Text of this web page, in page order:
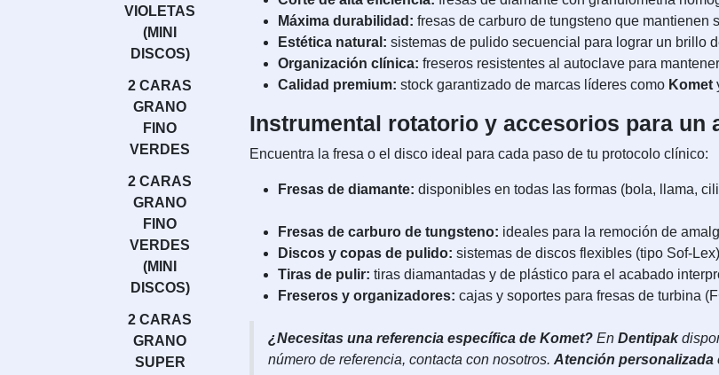
VIOLETAS
(MINI
DISCOS)
2 CARAS
GRANO
FINO
VERDES
2 CARAS
GRANO
FINO
VERDES
(MINI
DISCOS)
2 CARAS
GRANO
SUPER
Máxima durabilidad: fresas de carburo de tungsteno que mantienen
Estética natural: sistemas de pulido secuencial para lograr un brillo
Organización clínica: freseros resistentes al autoclave para
Calidad premium: stock garantizado de marcas líderes como Komet
Instrumental rotatorio y accesorios para un
Encuentra la fresa o el disco ideal para cada paso de tu protocolo clínico:
Fresas de diamante: disponibles en todas las formas (bola, llama,
Fresas de carburo de tungsteno: ideales para la remoción de
Discos y copas de pulido: sistemas de discos flexibles (tipo Sof-
Tiras de pulir: tiras diamantadas y de plástico para el acabado
Freseros y organizadores: cajas y soportes para fresas de turbina
¿Necesitas una referencia específica de Komet? En Dentipak
número de referencia, contacta con nosotros. Atención personalizada